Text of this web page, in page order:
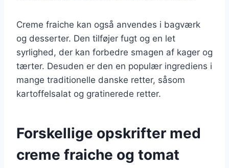
Creme fraiche kan også anvendes i bagværk
og desserter. Den tilføjer fugt og en let
syrlighed, der kan forbedre smagen af kager og
tærter. Desuden er den en populær ingrediens i
mange traditionelle danske retter, såsom
kartoffelsalat og gratinerede retter.
Forskellige opskrifter med
creme fraiche og tomat